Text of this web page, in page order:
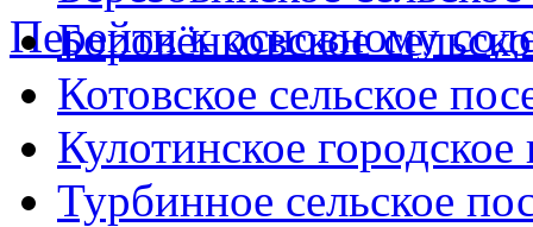
Перейти к основному
Боровёнковское
Котовское сельское
Кулотинское городское
Турбинное сельское